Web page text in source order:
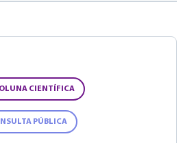
CIENTÍFICA
PÚBLICA